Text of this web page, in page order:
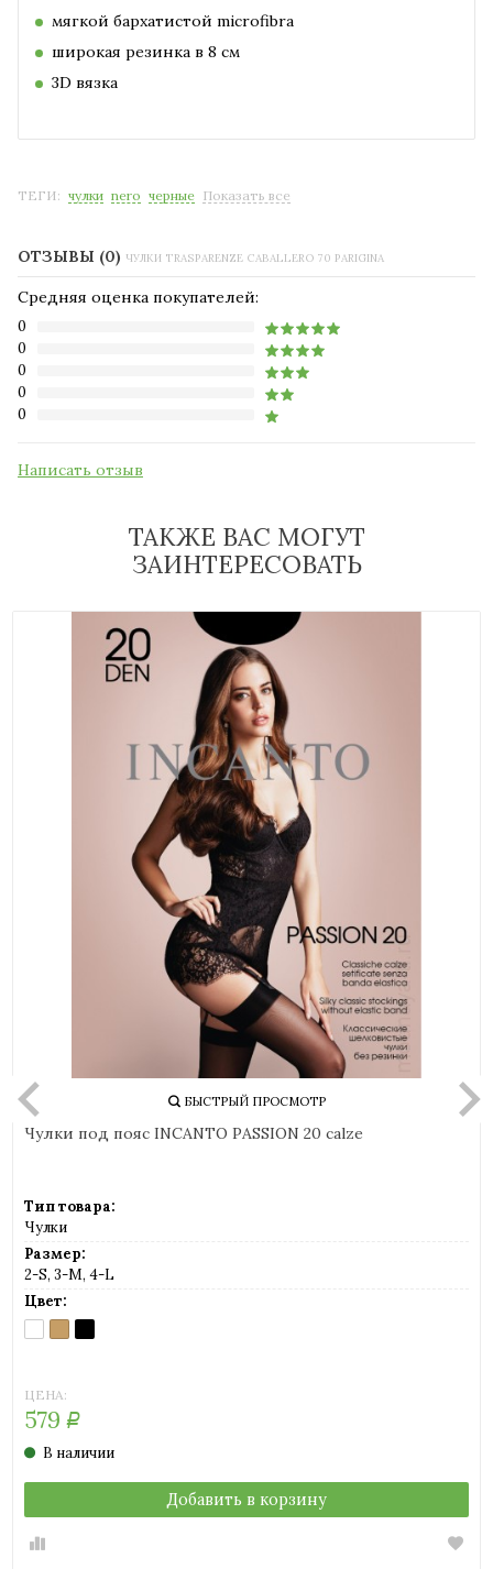
мягкой бархатистой microfibra
широкая резинка в 8 см
3D вязка
ТЕГИ: чулки nero черные Показать все
ОТЗЫВЫ (0) ЧУЛКИ TRASPARENZE CABALLERO 70 PARIGINA
Средняя оценка покупателей:
0
0
0
0
0
Написать отзыв
ТАКЖЕ ВАС МОГУТ
ЗАИНТЕРЕСОВАТЬ
БЫСТРЫЙ ПРОСМОТР
Чулки под пояс INCANTO PASSION 20 calze
Тип товара:
Чулки
Размер:
2-S, 3-M, 4-L
Цвет:
BIANCO
(белый)
MELON
(телесный)
NERO
(черный)
ЦЕНА:
579 Р
В наличии
Добавить в корзину